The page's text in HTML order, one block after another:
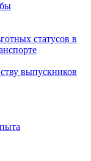
статусов в
выпускников